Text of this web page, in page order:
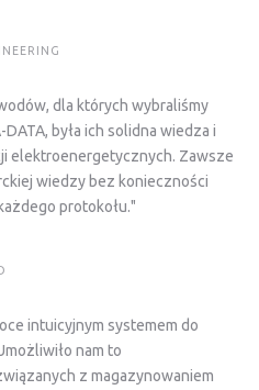
dla których wybraliśmy
była ich solidna wiedza i
elektroenergetycznych. Zawsze
wiedzy bez konieczności
protokołu."
intuicyjnym systemem do
nam to
z magazynowaniem